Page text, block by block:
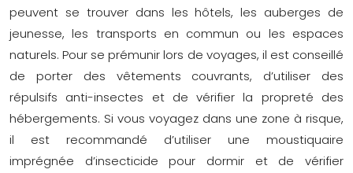
peuvent se trouver dans les hôtels, les auberges de
jeunesse, les transports en commun ou les espaces
naturels. Pour se prémunir lors de voyages, il est conseillé
de porter des vêtements couvrants, d’utiliser des
répulsifs anti-insectes et de vérifier la propreté des
hébergements. Si vous voyagez dans une zone à risque,
il est recommandé d’utiliser une moustiquaire
imprégnée d’insecticide pour dormir et de vérifier